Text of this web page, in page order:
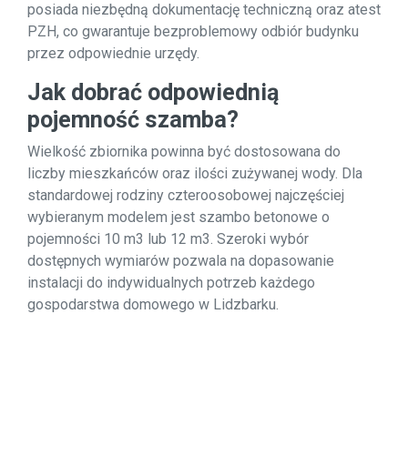
posiada niezbędną dokumentację techniczną oraz atest
PZH, co gwarantuje bezproblemowy odbiór budynku
przez odpowiednie urzędy.
Jak dobrać odpowiednią
pojemność szamba?
Wielkość zbiornika powinna być dostosowana do
liczby mieszkańców oraz ilości zużywanej wody. Dla
standardowej rodziny czteroosobowej najczęściej
wybieranym modelem jest szambo betonowe o
pojemności 10 m3 lub 12 m3. Szeroki wybór
dostępnych wymiarów pozwala na dopasowanie
instalacji do indywidualnych potrzeb każdego
gospodarstwa domowego w Lidzbarku.